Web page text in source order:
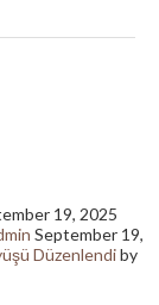
19, 2025
September 19,
Düzenlendiby